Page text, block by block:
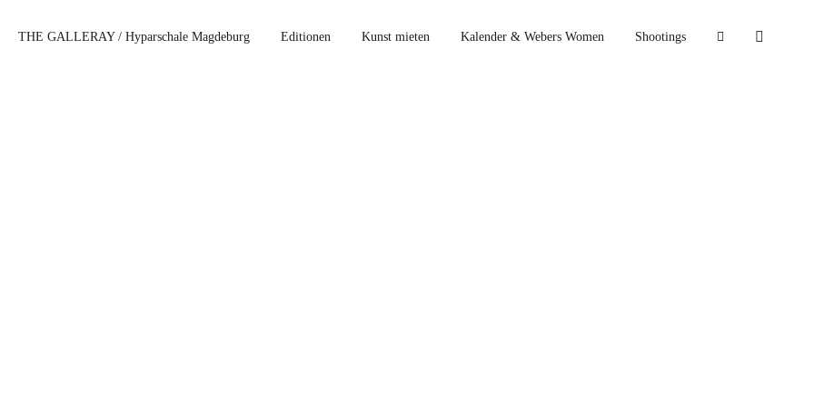
THE GALLERAY / Hyparschale Magdeburg Editionen Kunst mieten Kalender & Webers Women Shootings